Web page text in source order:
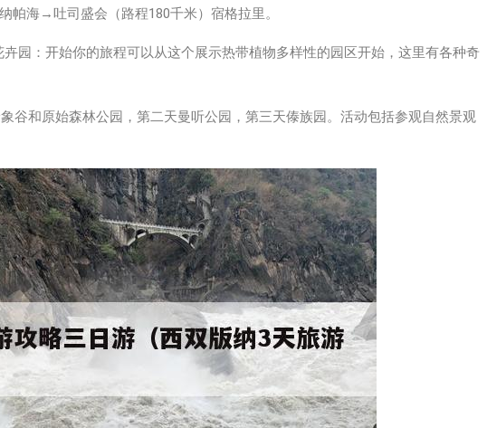
海→吐司盛会（路程180千米）宿格拉里。
园：开始你的旅程可以从这个展示热带植物多样性的园区开始，这里有各种奇
谷和原始森林公园，第二天曼听公园，第三天傣族园。活动包括参观自然景观